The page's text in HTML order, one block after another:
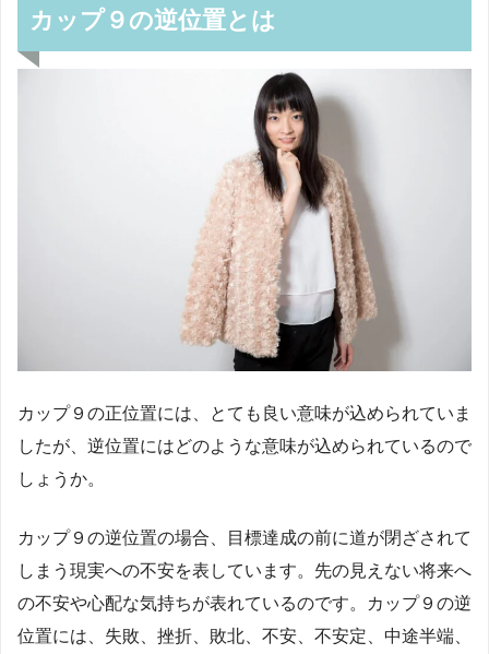
カップ９の逆位置とは
カップ９の正位置には、とても良い意味が込められていま
したが、逆位置にはどのような意味が込められているので
しょうか。
カップ９の逆位置の場合、目標達成の前に道が閉ざされて
しまう現実への不安を表しています。先の見えない将来へ
の不安や心配な気持ちが表れているのです。カップ９の逆
位置には、失敗、挫折、敗北、不安、不安定、中途半端、